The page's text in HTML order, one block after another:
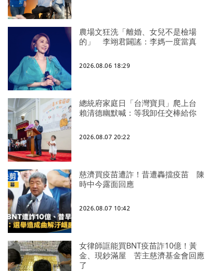
農場文狂洗「離婚、女兒不是檢場
的」 李翊君闢謠：李媽一度當真
2026.08.06 18:29
總統府家庭日「台灣寶貝」爬上台
賴清德幽默喊：等我卸任交棒給你
2026.08.07 20:22
慈濟買疫苗遭詐！昔遭轟擋疫苗 陳
時中今露面回應
2026.08.07 10:42
女律師誆能買BNT疫苗詐10億！黃
金、現鈔滿屋 苦主慈濟基金會回應
了